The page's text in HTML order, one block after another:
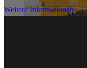
Weitere Informationen